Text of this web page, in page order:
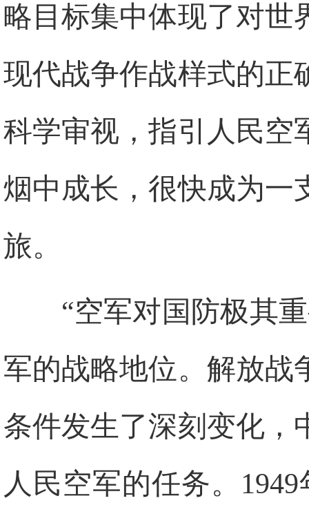
略目标集中体现了对世
现代战争作战样式的正
科学审视，指引人民空
烟中成长，很快成为一
旅。
“空军对国防极其
军的战略地位。解放战
条件发生了深刻变化，
人民空军的任务。